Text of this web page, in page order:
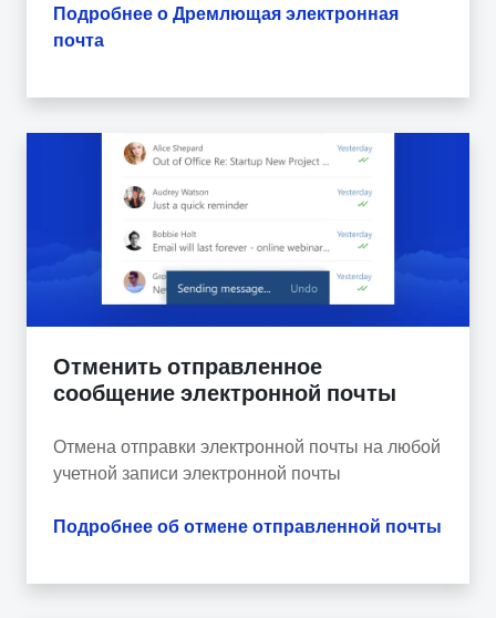
Подробнее о Дремлющая электронная
почта
Отменить отправленное
сообщение электронной почты
Отмена отправки электронной почты на любой
учетной записи электронной почты
Подробнее об отмене отправленной почты